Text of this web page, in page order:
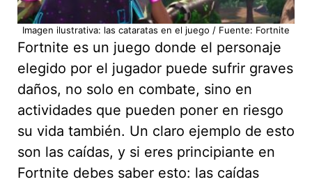
Imagen ilustrativa: las cataratas en el juego / Fuente: Fortnite
Fortnite es un juego donde el personaje
elegido por el jugador puede sufrir graves
daños, no solo en combate, sino en
actividades que pueden poner en riesgo
su vida también. Un claro ejemplo de esto
son las caídas, y si eres principiante en
Fortnite debes saber esto: las caídas